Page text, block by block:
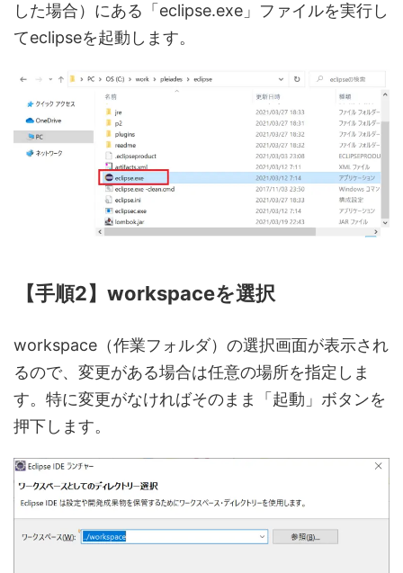
した場合）にある「eclipse.exe」ファイルを実行し
てeclipseを起動します。
【手順2】workspaceを選択
workspace（作業フォルダ）の選択画面が表示され
るので、変更がある場合は任意の場所を指定しま
す。特に変更がなければそのまま「起動」ボタンを
押下します。